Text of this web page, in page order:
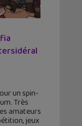
un spin-
Très
amateurs
jeux